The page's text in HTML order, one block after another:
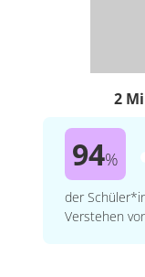
2
94%
der
Verstehen